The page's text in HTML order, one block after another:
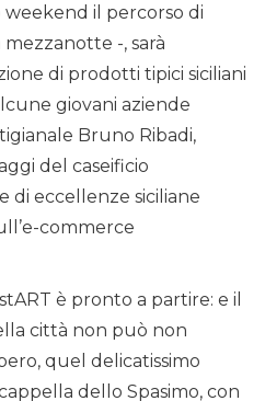
weekend il percorso di
mezzanotte -, sarà
di prodotti tipici siciliani
giovani aziende
Bruno Ribadi,
del caseificio
di eccellenze siciliane
commerce
è pronto a partire: e il
città non può non
quel delicatissimo
dello Spasimo, con